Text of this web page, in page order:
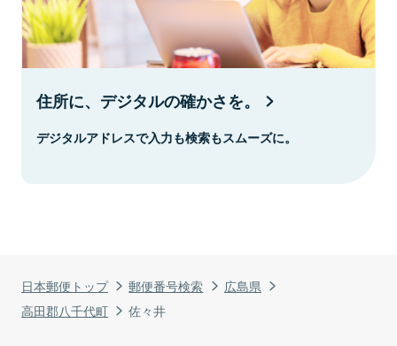
日本郵便トップ 郵便番号検索
広島県
高田郡八千代町
佐々井
住所に、デジタルの確かさを。
デジタルアドレスで入力も検索もスムーズに。